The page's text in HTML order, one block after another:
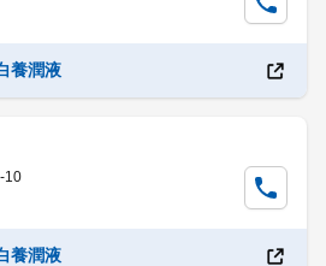
養潤液
10
養潤液